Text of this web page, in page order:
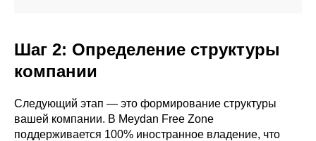
Шаг 2: Определение структуры
компании
Следующий этап — это формирование структуры
вашей компании. В Meydan Free Zone
поддерживается 100% иностранное владение, что